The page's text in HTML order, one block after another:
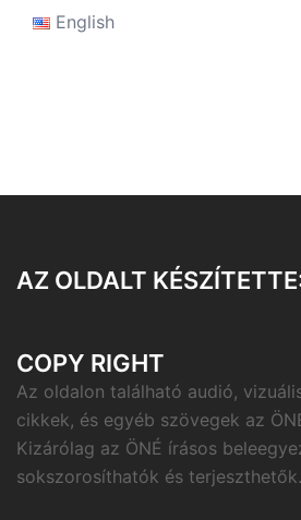
English
AZ OLDALT
COPY RIGHT
Az oldalon található audió,
cikkek, és egyéb szövegek az
Kizárólag az ÖNÉ írásos
sokszorosíthatók és terjeszthetők.